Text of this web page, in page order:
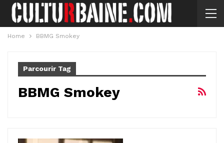
Home BBMG Smokey
Parcourir Tag
BBMG Smokey